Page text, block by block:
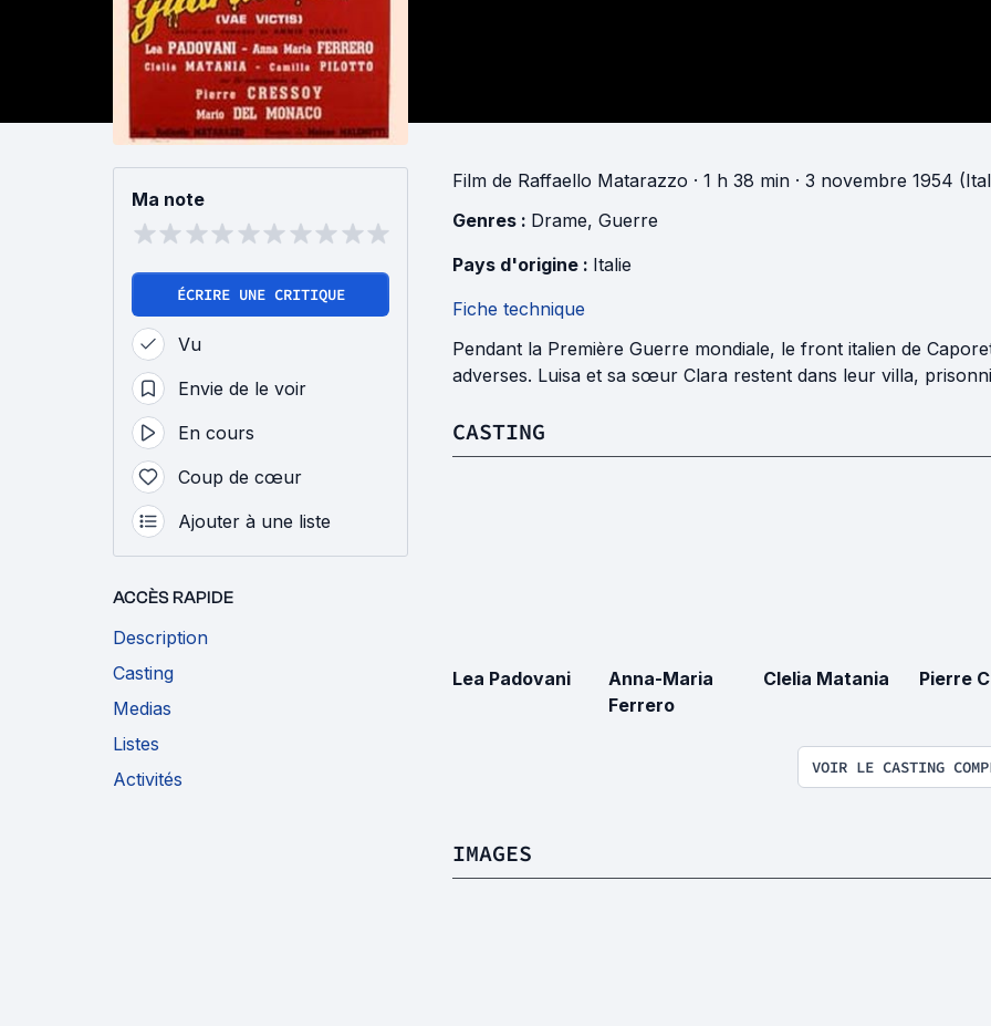
Ma note
ÉCRIRE UNE CRITIQUE
Vu
Envie de le voir
En cours
Coup de cœur
Ajouter à une liste
ACCÈS RAPIDE
Description
Casting
Medias
Listes
Activités
Film de Raffaello Matarazzo · 1 h 38 min · 3 novembre 1954
Genres : Drame, Guerre
Pays d'origine : Italie
Fiche technique
Pendant la Première Guerre mondiale, le front italien de
adverses. Luisa et sa sœur Clara restent dans leur villa,
CASTING
Lea Padovani
Anna-Maria
Ferrero
Clelia Matania Pierre
VOIR LE CASTING
IMAGES